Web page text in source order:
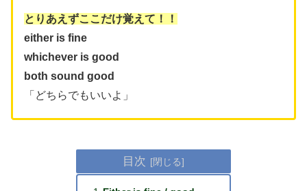
とりあえずここだけ覚えて！！
either is fine
whichever is good
both sound good
「どちらでもいいよ」
目次